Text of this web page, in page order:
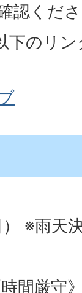
認くだ
下のリ
※雨天
間厳守